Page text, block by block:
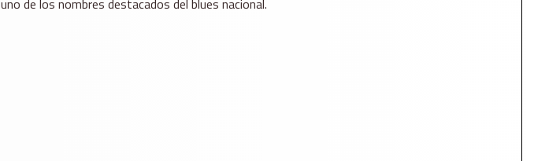
uno de los nombres destacados del blues nacional.